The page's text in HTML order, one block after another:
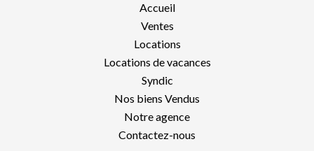
Accueil
Ventes
Locations
Locations de vacances
Syndic
Nos biens Vendus
Notre agence
Contactez-nous